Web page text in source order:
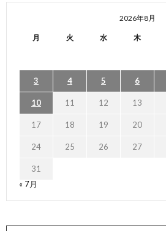
2026年8月
月 火 水 木
3 4 5 6
10 11 12 13
17 18 19 20
24 25 26 27
31
« 7月